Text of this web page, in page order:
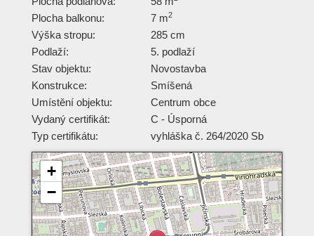
Plocha balkonu: 7 m2
Výška stropu:
285 cm
Podlaží:
5. podlaží
Stav objektu:
Novostavba
Konstrukce:
Smíšená
Umístění objektu:
Centrum obce
Vydaný certifikát:
C - Úsporná
Typ certifikátu:
vyhláška č. 264/2020 Sb
+
−